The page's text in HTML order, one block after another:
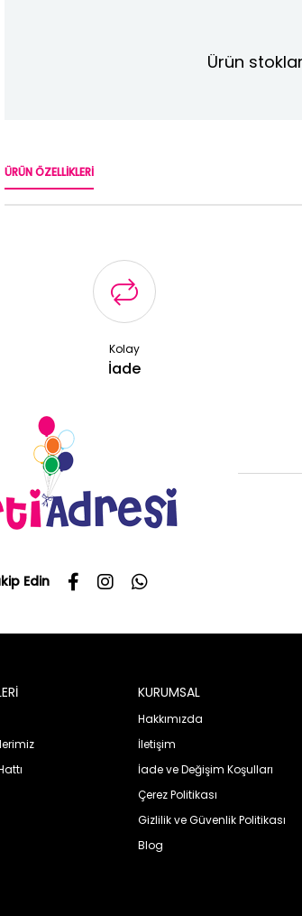
Ürün
ÜRÜN ÖZELLIKLERI
Kolay
İade
Edin
KURUMSAL
Hakkımızda
İletişim
İade ve Değişim Koşulları
Çerez Politikası
Gizlilik ve Güvenlik Politikası
Blog